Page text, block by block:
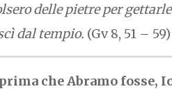
delle pietre per
dal tempio. (Gv 8, 51 – 59)
che Abramo fosse,